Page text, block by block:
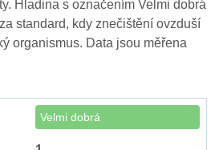
Hladina s označením Velmi dobrá
standard, kdy znečištění ovzduší
organismus. Data jsou měřena
Velmi dobrá